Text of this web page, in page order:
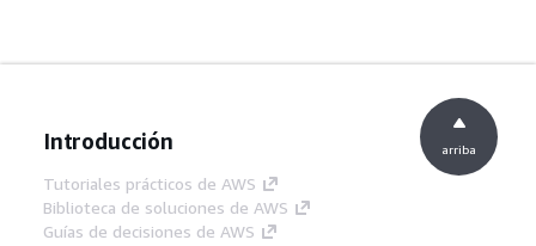
Introducción
Tutoriales prácticos de AWS
Biblioteca de soluciones de AWS
Guías de decisiones de AWS
arriba